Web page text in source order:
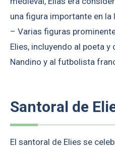
una figura importante en la
– Varias figuras
Elies, incluyendo al poeta
Nandino y al futbolista
Santoral de
El santoral de Elies se